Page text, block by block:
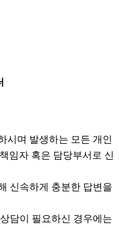
시며 발생하는 모든 개인
임자 혹은 담당부서로 신
신속하게 충분한 답변을
담이 필요하신 경우에는